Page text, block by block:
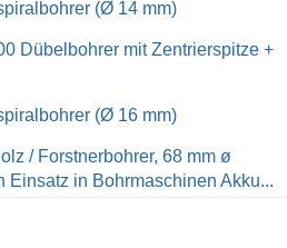
(Ø 14 mm)
Dübelbohrer mit Zentrierspitze +
(Ø 16 mm)
/ Forstnerbohrer, 68 mm ø
Einsatz in Bohrmaschinen Akku...